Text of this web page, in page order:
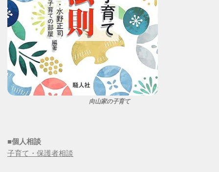
向山家の子育て
■個人相談
子育て・保護者相談